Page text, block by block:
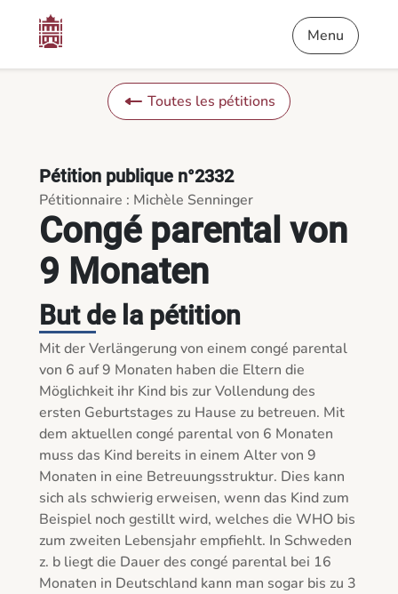
Congé parental von 9 Monaten - Pétitions
Menu
Toutes les pétitions
Congé parental von
9 Monaten
Pétition publique n°2332
Pétitionnaire : Michèle Senninger
But de la pétition
Mit der Verlängerung von einem congé parental
von 6 auf 9 Monaten haben die Eltern die
Möglichkeit ihr Kind bis zur Vollendung des
ersten Geburtstages zu Hause zu betreuen. Mit
dem aktuellen congé parental von 6 Monaten
muss das Kind bereits in einem Alter von 9
Monaten in eine Betreuungsstruktur. Dies kann
sich als schwierig erweisen, wenn das Kind zum
Beispiel noch gestillt wird, welches die WHO bis
zum zweiten Lebensjahr empfiehlt. In Schweden
z. b liegt die Dauer des congé parental bei 16
Monaten in Deutschland kann man sogar bis zu 3